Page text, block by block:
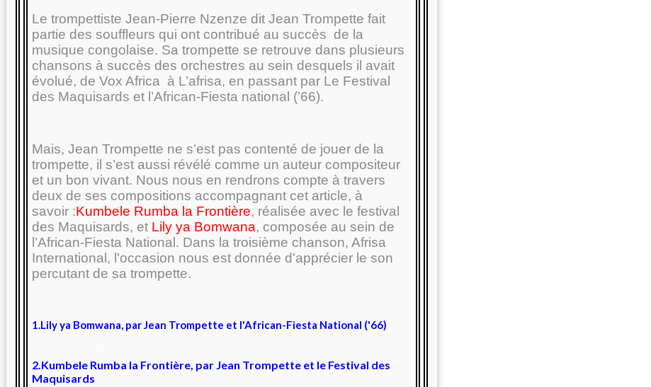
Le trompettiste Jean-Pierre Nzenze dit Jean Trompette fait
partie des souffleurs qui ont contribué au succès de la
musique congolaise. Sa trompette se retrouve dans plusieurs
chansons à succès des orchestres au sein desquels il avait
évolué, de Vox Africa à L’afrisa, en passant par Le Festival
des Maquisards et l’African-Fiesta national (’66).
Mais, Jean Trompette ne s’est pas contenté de jouer de la
trompette, il s’est aussi révélé comme un auteur compositeur
et un bon vivant. Nous nous en rendrons compte à travers
deux de ses compositions accompagnant cet article, à
savoir :Kumbele Rumba la Frontière, réalisée avec le festival
des Maquisards, et Lily ya Bomwana, composée au sein de
l’African-Fiesta National. Dans la troisième chanson, Afrisa
International, l'occasion nous est donnée d'apprécier le son
percutant de sa trompette.
1.Lily ya Bomwana, par Jean Trompette et l'African-Fiesta National ('66)
2.Kumbele Rumba la Frontière, par Jean Trompette et le Festival des
Maquisards